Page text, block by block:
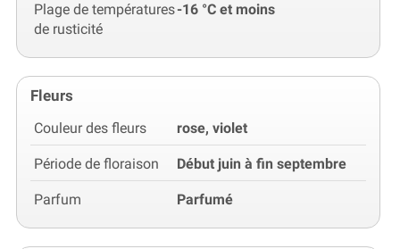
Plage de températures
de rusticité
-16 °C et moins
Fleurs
Couleur des fleurs rose, violet
Période de floraison Début juin à fin septembre
Parfum Parfumé